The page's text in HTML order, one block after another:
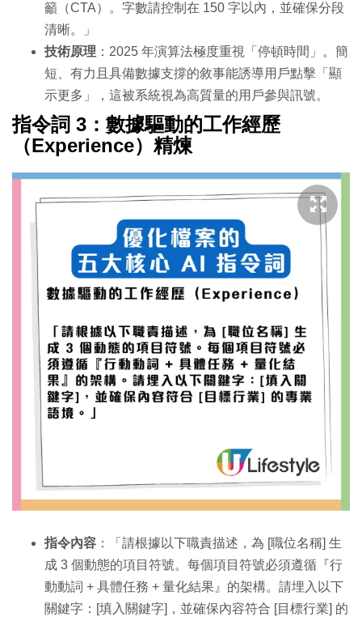
籲（CTA）。字數請控制在 150 字以內，並確保分段
清晰。」
技術原理 ：2025 年演算法極度重視「停頓時間」。簡
短、有力且具備數據支撐的敘事能誘導用戶點擊「顯
示更多」，這被系統視為高質量的用戶參與訊號。
指令詞 3：數據驅動的工作經歷
（Experience）精煉
指令內容 ：「請根據以下職責描述，為 [職位名稱] 生
成 3 個動態的項目符號。每個項目符號必須遵循『行
動動詞 + 具體任務 + 量化結果』的架構。請埋入以下
關鍵字：[填入關鍵字]，並確保內容符合 [目標行業] 的